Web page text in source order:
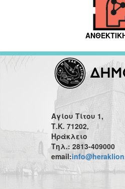
Αγίου Τίτου 1,
Τ.Κ. 71202,
Ηράκλειο
Τηλ.: 2813-409000
email: